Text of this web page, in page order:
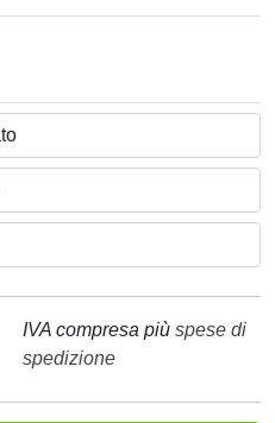
IVA compresa più spese di
spedizione